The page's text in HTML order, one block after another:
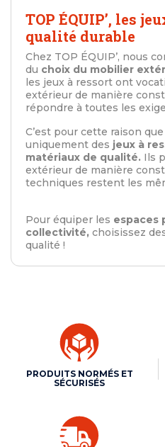
TOP ÉQUIP’, les
qualité durable
Chez TOP ÉQUIP’, nous
du choix du mobilier
les jeux à ressort ont
extérieur de manière
répondre à toutes les
C’est pour cette raison
uniquement des jeux à
matériaux de qualité. Ils
extérieur de manière
techniques restent les
Pour équiper les espaces
collectivité, choisissez
qualité !
PRODUITS NORMÉS ET
SÉCURISÉS